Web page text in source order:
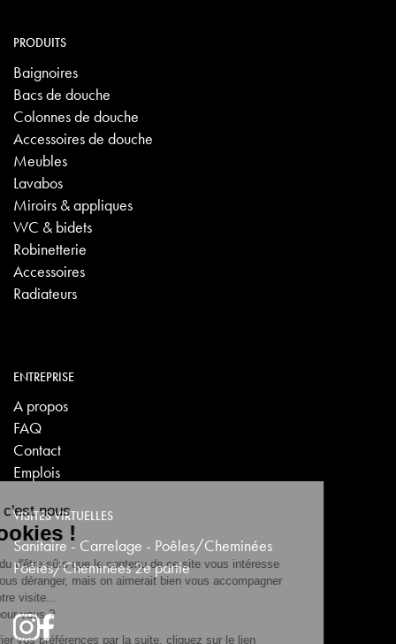
PRODUITS
Baignoires
Bacs de douche
Colonnes de douche
Accessoires de douche
Meubles
Lavabos
Miroirs & appliques
WC & bidets
Robinetterie
Accessoires
Radiateurs
ENTREPRISE
A propos
FAQ
Contact
Emplois
VISITES VIRTUELLES
Sanitaire - Carrelage - Poêles/Cheminées
Poêles/Cheminées 2e partie